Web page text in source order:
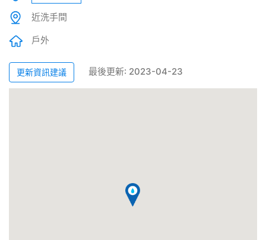
近洗手間
戶外
更新資訊建議 最後更新: 2023-04-23